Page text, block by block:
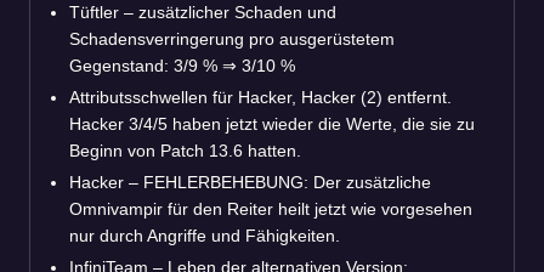
Tüftler – zusätzlicher Schaden und
Schadensverringerung pro ausgerüstetem
Gegenstand: 3/9 % ⇒ 3/10 %
Attributsschwellen für Hacker, Hacker (2) entfernt.
Hacker 3/4/5 haben jetzt wieder die Werte, die sie zu
Beginn von Patch 13.6 hatten.
Hacker – FEHLERBEHEBUNG: Der zusätzliche
Omnivampir für den Reiter heilt jetzt wie vorgesehen
nur durch Angriffe und Fähigkeiten.
InfiniTeam – Leben der alternativen Version: